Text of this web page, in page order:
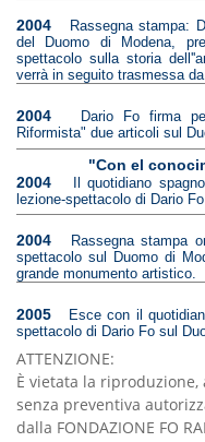
2004
Rassegna stampa:
del Duomo di Modena,
spettacolo sulla storia
verrà in seguito trasmessa
2004
Dario Fo firma
Riformista" due articoli sul
"Con el
2004
Il quotidiano
lezione-spettacolo di Dario
2004
Rassegna stampa
spettacolo sul Duomo di
grande monumento artistico.
2005
Esce con il
spettacolo di Dario Fo sul
ATTENZIONE:
È vietata la
senza preventiva
dalla FONDAZIONE FO